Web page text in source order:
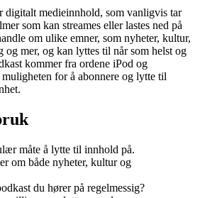
digitalt medieinnhold, som vanligvis tar
som kan streames eller lastes ned på
om ulike emner, som nyheter, kultur,
og mer, og kan lyttes til når som helst og
kommer fra ordene iPod og
for å abonnere og lytte til
måte å lytte til innhold på.
om både nyheter, kultur og
du hører på regelmessig?